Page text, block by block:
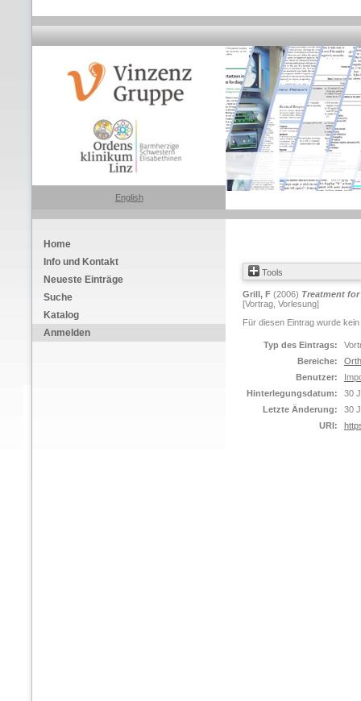
English
Home
Info und Kontakt
Neueste Einträge
Suche
Katalog
Anmelden
Tools
Grill, F (2006) Treatment
[Vortrag, Vorlesung]
Für diesen Eintrag wurde
Typ des Eintrags:
Bereiche:
Benutzer:
Hinterlegungsdatum:
30
Letzte Änderung:
30
URI: